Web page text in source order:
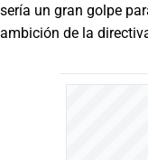
sería un gran golpe
ambición de la